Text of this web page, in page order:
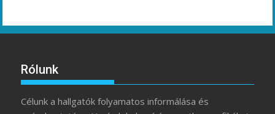
Rólunk
Célunk a hallgatók folyamatos informálása és